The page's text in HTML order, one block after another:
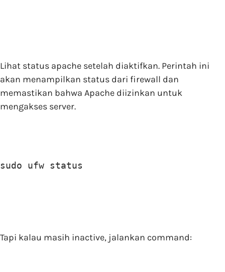
Lihat status apache setelah diaktifkan. Perintah ini
akan menampilkan status dari firewall dan
memastikan bahwa Apache diizinkan untuk
mengakses server.
sudo ufw status
Tapi kalau masih inactive, jalankan command: